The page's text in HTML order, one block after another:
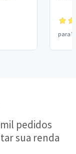
para
pedidos
sua renda